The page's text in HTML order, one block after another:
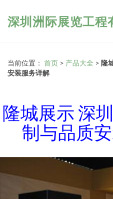
深圳洲际展览工程
当前位置： 首页 > 产品大全 > 隆
安装服务详解
隆城展示 深
制与品质